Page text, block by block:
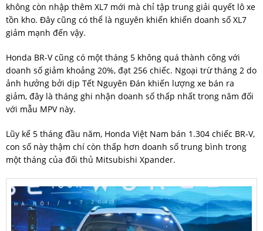
không còn nhập thêm XL7 mới mà chỉ tập trung giải quyết lô xe
tồn kho. Đây cũng có thể là nguyên khiến khiến doanh số XL7
giảm mạnh đến vậy.
Honda BR-V cũng có một tháng 5 không quá thành công với
doanh số giảm khoảng 20%, đạt 256 chiếc. Ngoại trừ tháng 2 do
ảnh hưởng bởi dịp Tết Nguyên Đán khiến lượng xe bán ra
giảm, đây là tháng ghi nhận doanh số thấp nhất trong năm đối
với mẫu MPV này.
Lũy kế 5 tháng đầu năm, Honda Việt Nam bán 1.304 chiếc BR-V,
con số này thậm chí còn thấp hơn doanh số trung bình trong
một tháng của đối thủ Mitsubishi Xpander.